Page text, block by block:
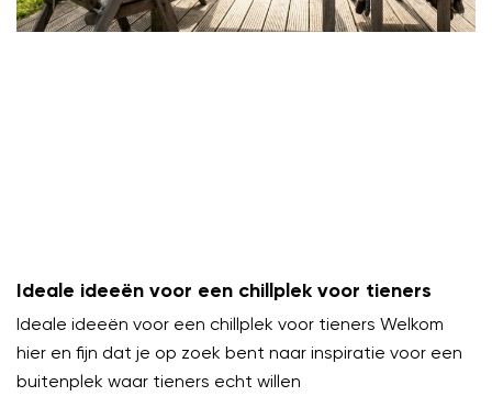
Ideale ideeën voor een chillplek voor tieners
Ideale ideeën voor een chillplek voor tieners Welkom
hier en fijn dat je op zoek bent naar inspiratie voor een
buitenplek waar tieners echt willen